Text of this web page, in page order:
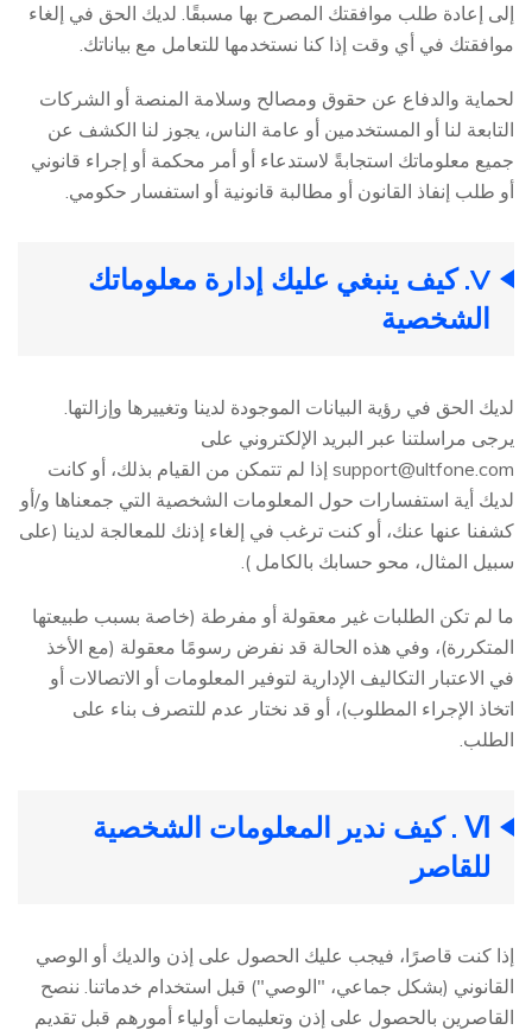
إلى إعادة طلب موافقتك المصرح بها مسبقًا. لديك الحق في إلغاء
موافقتك في أي وقت إذا كنا نستخدمها للتعامل مع بياناتك.
لحماية والدفاع عن حقوق ومصالح وسلامة المنصة أو الشركات
التابعة لنا أو المستخدمين أو عامة الناس، يجوز لنا الكشف عن
جميع معلوماتك استجابةً لاستدعاء أو أمر محكمة أو إجراء قانوني
أو طلب إنفاذ القانون أو مطالبة قانونية أو استفسار حكومي.
V. كيف ينبغي عليك إدارة معلوماتك
الشخصية
لديك الحق في رؤية البيانات الموجودة لدينا وتغييرها وإزالتها.
يرجى مراسلتنا عبر البريد الإلكتروني على
support@ultfone.com إذا لم تتمكن من القيام بذلك، أو كانت
لديك أية استفسارات حول المعلومات الشخصية التي جمعناها و/أو
كشفنا عنها عنك، أو كنت ترغب في إلغاء إذنك للمعالجة لدينا (على
سبيل المثال، محو حسابك بالكامل ).
ما لم تكن الطلبات غير معقولة أو مفرطة (خاصة بسبب طبيعتها
المتكررة)، وفي هذه الحالة قد نفرض رسومًا معقولة (مع الأخذ
في الاعتبار التكاليف الإدارية لتوفير المعلومات أو الاتصالات أو
اتخاذ الإجراء المطلوب)، أو قد نختار عدم للتصرف بناء على
الطلب.
Ⅵ . كيف ندير المعلومات الشخصية
للقاصر
إذا كنت قاصرًا، فيجب عليك الحصول على إذن والديك أو الوصي
القانوني (بشكل جماعي، "الوصي") قبل استخدام خدماتنا. ننصح
القاصرين بالحصول على إذن وتعليمات أولياء أمورهم قبل تقديم